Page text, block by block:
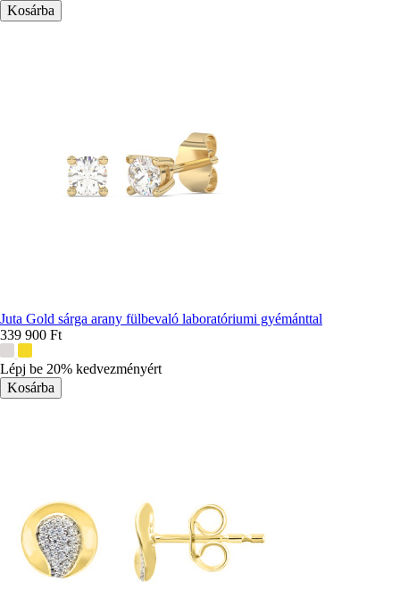
Juta Gold sárga arany fülbevaló laboratóriumi gyémánttal
339 900 Ft
színek:
Lépj be 20% kedvezményért